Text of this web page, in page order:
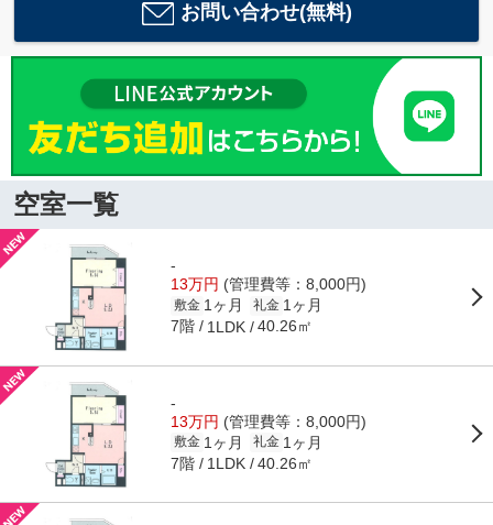
お問い合わせ(無料)
空室一覧
-
13万円 (管理費等：8,000円)
敷金 1ヶ月 礼金 1ヶ月
7階 1LDK 40.26㎡
-
13万円 (管理費等：8,000円)
敷金 1ヶ月 礼金 1ヶ月
7階 1LDK 40.26㎡